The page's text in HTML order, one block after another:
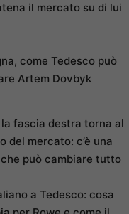
il mercato su di lui
come Tedesco può
Artem Dovbyk
la fascia destra torna al
del mercato: c’è una
può cambiare tutto
a Tedesco: cosa